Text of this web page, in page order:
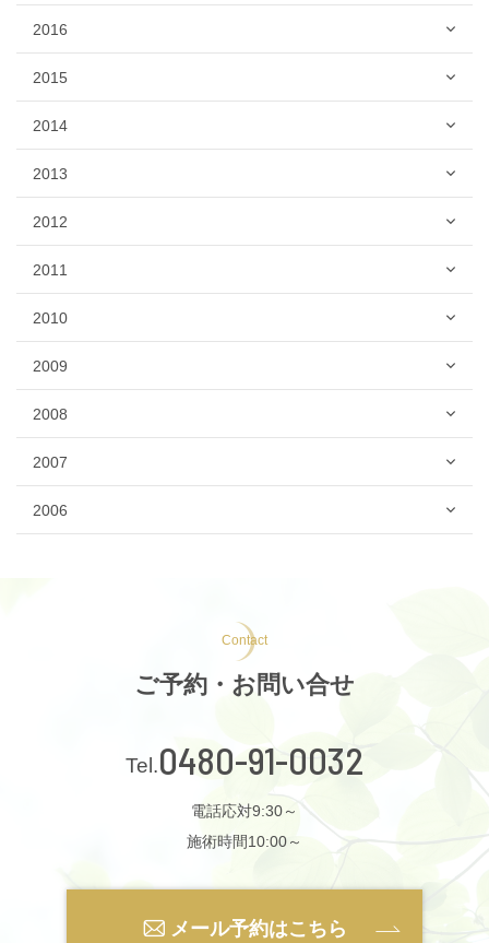
2016
2015
2014
2013
2012
2011
2010
2009
2008
2007
2006
Contact
ご予約・お問い合せ
0480-91-0032
電話応対9:30～
施術時間10:00～
メール予約はこちら